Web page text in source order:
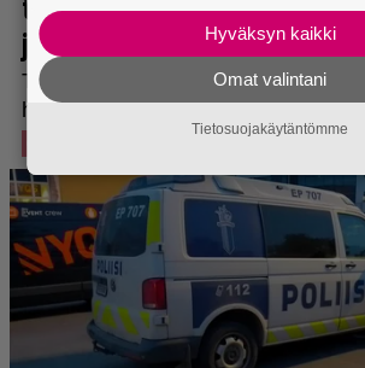
Hyväksyn kaikki
Omat valintani
Tietosuojakäytäntömme